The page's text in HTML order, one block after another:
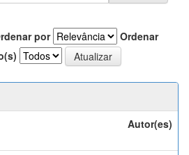
por
Ordenar
Autor(es)